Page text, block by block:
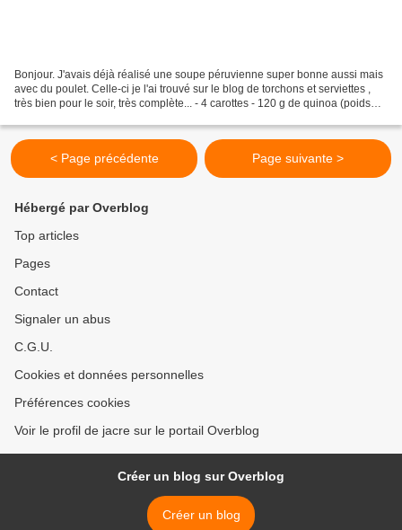
Bonjour. J'avais déjà réalisé une soupe péruvienne super bonne aussi mais
avec du poulet. Celle-ci je l'ai trouvé sur le blog de torchons et serviettes ,
très bien pour le soir, très complète... - 4 carottes - 120 g de quinoa (poids
< Page précédente Page suivante >
Hébergé par Overblog
Top articles
Pages
Contact
Signaler un abus
C.G.U.
Cookies et données personnelles
Préférences cookies
Voir le profil de jacre sur le portail Overblog
Créer un blog sur Overblog
Créer un blog